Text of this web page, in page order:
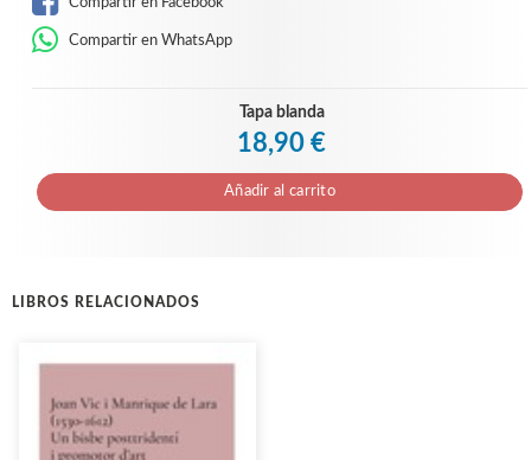
Compartir en WhatsApp
Tapa blanda
18,90 €
Añadir al carrito
LIBROS RELACIONADOS